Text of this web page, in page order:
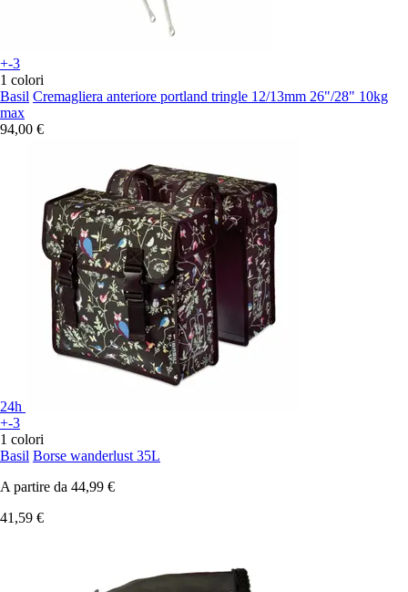
+-3
1 colori
Basil Cremagliera anteriore portland tringle 12/13mm 26"/28" 10kg
max
94,00 €
24h
+-3
1 colori
Basil Borse wanderlust 35L
A partire da 44,99 €
41,59 €